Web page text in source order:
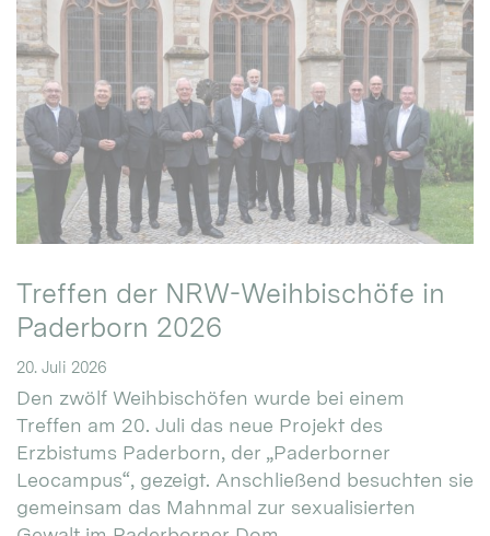
Treffen der NRW-Weihbischöfe in
Paderborn 2026
20. Juli 2026
Den zwölf Weihbischöfen wurde bei einem
Treffen am 20. Juli das neue Projekt des
Erzbistums Paderborn, der „Paderborner
Leocampus“, gezeigt. Anschließend besuchten sie
gemeinsam das Mahnmal zur sexualisierten